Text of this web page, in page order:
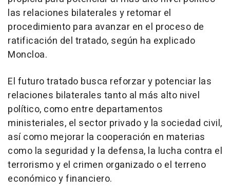
las relaciones bilaterales y retomar el
procedimiento para avanzar en el proceso de
ratificación del tratado, según ha explicado
Moncloa.
El futuro tratado busca reforzar y potenciar las
relaciones bilaterales tanto al más alto nivel
político, como entre departamentos
ministeriales, el sector privado y la sociedad civil,
así como mejorar la cooperación en materias
como la seguridad y la defensa, la lucha contra el
terrorismo y el crimen organizado o el terreno
económico y financiero.